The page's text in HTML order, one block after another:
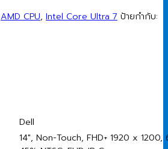
AMD CPU, Intel Core Ultra 7 ป้ายกำกับ:
Dell
14″, Non-Touch, FHD+ 1920 x